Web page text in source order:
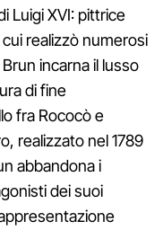
Luigi XVI: pittrice
realizzò numerosi
incarna il lusso
di fine
fra Rococò e
realizzato nel 1789
abbandona i
dei suoi